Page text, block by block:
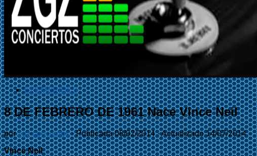
EFEMÉRIDES
8 DE FEBRERO DE 1961 Nace Vince Neil
porzgz conciertos · Publicada08/02/2014· Actualizado14/07/2014
Vince Neil